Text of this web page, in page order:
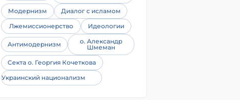
Модернизм
Диалог с исламом
Лжемиссионерство
Идеологии
Антимодернизм
о. Александр
Шмеман
Секта о. Георгия Кочеткова
Украинский национализм